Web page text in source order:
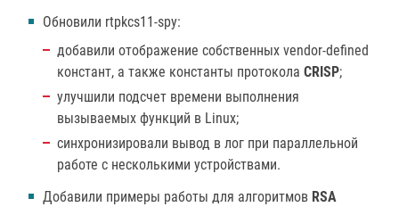
Обновили rtpkcs11-spy:
добавили отображение собственных vendor-defined
констант, а также константы протокола CRISP;
улучшили подсчет времени выполнения
вызываемых функций в Linux;
синхронизировали вывод в лог при параллельной
работе с несколькими устройствами.
Добавили примеры работы для алгоритмов RSA